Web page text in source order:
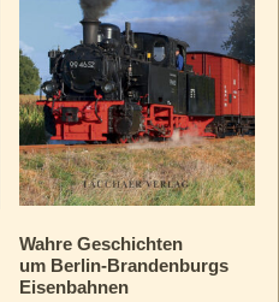
Wahre Geschichten
um Berlin-Brandenburgs
Eisenbahnen